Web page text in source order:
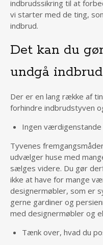
indbrudssikring til at
vi starter med de ting,
indbrud.
Det kan du
undgå indbrud
Der er en lang række af
forhindre indbrudstyven
Ingen
Tyvenes
udvælger huse med
sælges videre. Du gør
ikke at have for mange
designermøbler, som er
gerne gardiner og
med designermøbler og
Tænk over, hvad du